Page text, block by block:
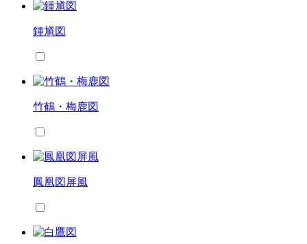
鍾馗図
竹鶴・梅鹿図
鳳凰図屏風